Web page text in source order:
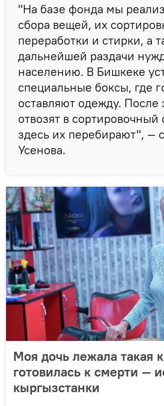
"На базе фонда мы
сбора вещей, их
переработки и стирки, а
дальнейшей раздачи
населению. В Бишкеке
специальные боксы, где
оставляют одежду. После
отвозят в сортировочный
здесь их перебирают", —
Усенова.
Моя дочь лежала такая
готовилась к смерти —
кыргызстанки